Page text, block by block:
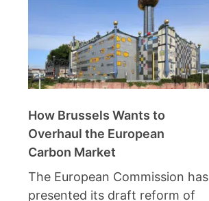
How Brussels Wants to
Overhaul the European
Carbon Market
The European Commission has
presented its draft reform of